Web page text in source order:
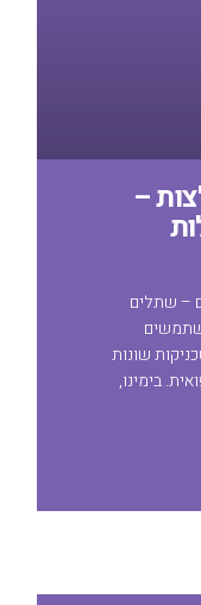
–
– שתלים
שונות
בימינו,